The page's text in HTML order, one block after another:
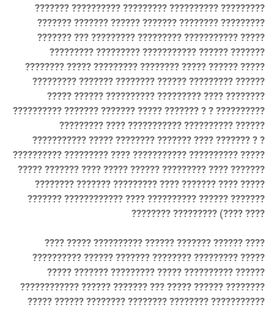
??????? ?????????? ????????? ?????????? ?????????
??????? ??????? ?????? ??????? ???????? ?????????
??????? ??? ????????? ????????? ??????????? ?????
????????? ????????? ??????????? ?????? ???????
???????? ????? ????????? ???????? ????? ?????? ?????
????????? ??????? ???????? ?????? ????????? ??????
????? ?????? ?????????? ????????? ???? ????????
?????????? ??????? ??????? ????? ??????? ? ? ??????????
????????? ???? ??????????? ?????????? ??????
??????????? ????? ???????? ??????? ???? ??????? ? ?
?????????? ????????? ???? ??????????? ?????????? ?????
????? ??????? ???? ????? ?????? ????????? ???? ???????
???????? ??????? ????????? ???? ??????? ???? ?????
??????? ???????????? ???? ?????????? ?????? ???????
???????? ????????? (???? ????
???? ????? ?????????? ?????? ??????? ?????? ????
?????????? ?????? ??????? ???????? ????????? ?????
????? ??????? ????????? ????? ?????????? ??????
???????????? ?????? ??????? ??? ????? ?????? ????????
????? ?????? ???????? ???????? ???????? ???????????